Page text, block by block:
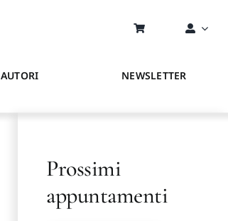
AUTORI NEWSLETTER
Prossimi
appuntamenti